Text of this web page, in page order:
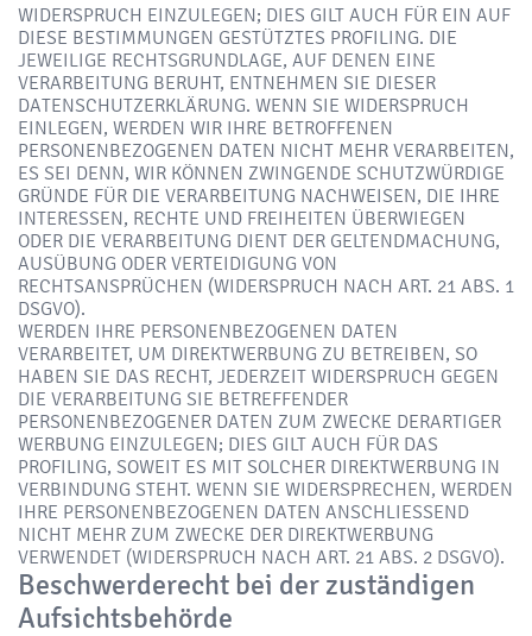
WIDERSPRUCH EINZULEGEN; DIES GILT AUCH FÜR EIN AUF
DIESE BESTIMMUNGEN GESTÜTZTES PROFILING. DIE
JEWEILIGE RECHTSGRUNDLAGE, AUF DENEN EINE
VERARBEITUNG BERUHT, ENTNEHMEN SIE DIESER
DATENSCHUTZERKLÄRUNG. WENN SIE WIDERSPRUCH
EINLEGEN, WERDEN WIR IHRE BETROFFENEN
PERSONENBEZOGENEN DATEN NICHT MEHR VERARBEITEN,
ES SEI DENN, WIR KÖNNEN ZWINGENDE SCHUTZWÜRDIGE
GRÜNDE FÜR DIE VERARBEITUNG NACHWEISEN, DIE IHRE
INTERESSEN, RECHTE UND FREIHEITEN ÜBERWIEGEN
ODER DIE VERARBEITUNG DIENT DER GELTENDMACHUNG,
AUSÜBUNG ODER VERTEIDIGUNG VON
RECHTSANSPRÜCHEN (WIDERSPRUCH NACH ART. 21 ABS. 1
DSGVO).
WERDEN IHRE PERSONENBEZOGENEN DATEN
VERARBEITET, UM DIREKTWERBUNG ZU BETREIBEN, SO
HABEN SIE DAS RECHT, JEDERZEIT WIDERSPRUCH GEGEN
DIE VERARBEITUNG SIE BETREFFENDER
PERSONENBEZOGENER DATEN ZUM ZWECKE DERARTIGER
WERBUNG EINZULEGEN; DIES GILT AUCH FÜR DAS
PROFILING, SOWEIT ES MIT SOLCHER DIREKTWERBUNG IN
VERBINDUNG STEHT. WENN SIE WIDERSPRECHEN, WERDEN
IHRE PERSONENBEZOGENEN DATEN ANSCHLIESSEND
NICHT MEHR ZUM ZWECKE DER DIREKTWERBUNG
VERWENDET (WIDERSPRUCH NACH ART. 21 ABS. 2 DSGVO).
Beschwerde­recht bei der zuständigen
Aufsichts­behörde